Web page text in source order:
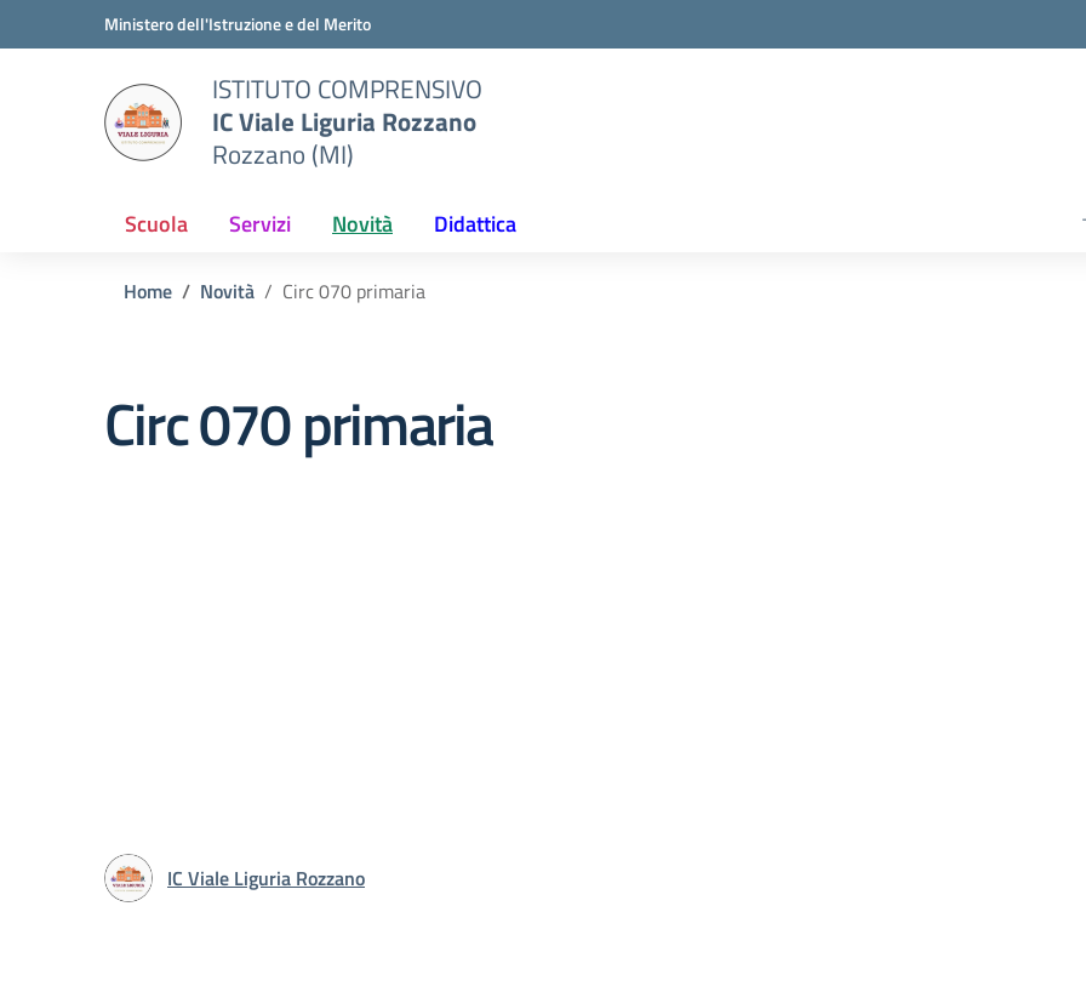
Vai ai contenuti
Vai al menu di navigazioneMinistero dell'Istruzione e del Merito
ISTITUTO COMPRENSIVO
IC Viale Liguria Rozzano
Rozzano (MI)
Scuola Servizi Novità Didattica
Home Novità Circ 070 primaria
Circ 070 primaria
IC Viale Liguria Rozzano